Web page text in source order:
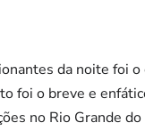
da noite foi
foi o breve e
no Rio Grande